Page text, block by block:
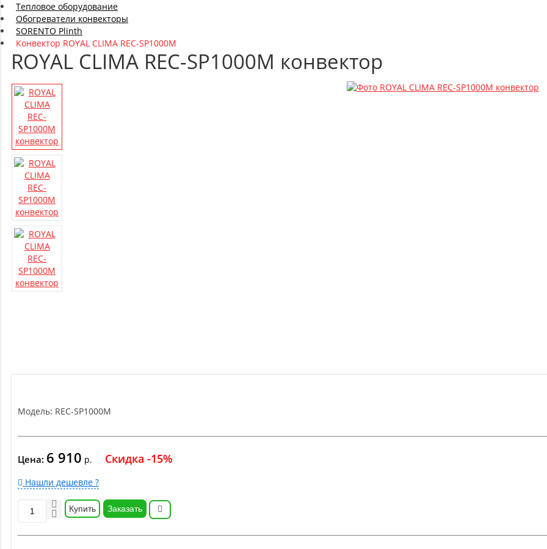
Тепловое оборудование
Обогреватели конвекторы
SORENTO Plinth
Конвектор ROYAL CLIMA REC-SP1000M
ROYAL CLIMA REC-SP1000M конвектор
Модель: REC-SP1000M
Цена: 6 910 р. Скидка -15%
Нашли дешевле ?
Купить Заказать